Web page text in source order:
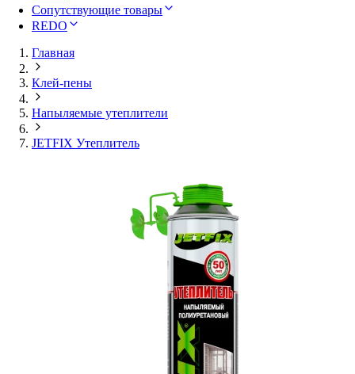
Сопутствующие товары
REDO
Главная
Клей-пены
Напыляемые утеплители
JETFIX Утеплитель